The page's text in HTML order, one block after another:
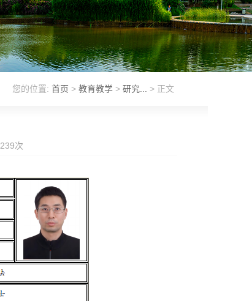
您的位置: 首页 > 教育教学 > 研究... > 正文
239次